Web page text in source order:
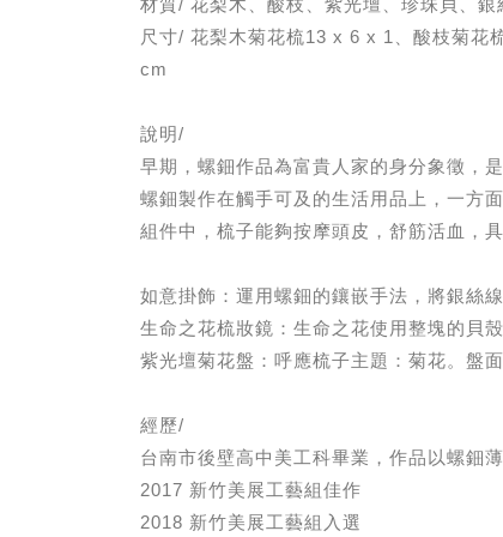
材質/ 花梨木、酸枝、紫光壇、珍珠貝、銀
尺寸/ 花梨木菊花梳13 x 6 x 1、酸枝菊
cm
說明/
早期，螺鈿作品為富貴人家的身分象徵，
螺鈿製作在觸手可及的生活用品上，一方
組件中，梳子能夠按摩頭皮，舒筋活血，具
如意掛飾：運用螺鈿的鑲嵌手法，將銀絲
生命之花梳妝鏡：生命之花使用整塊的貝
紫光壇菊花盤：呼應梳子主題：菊花。盤
經歷/
台南市後壁高中美工科畢業，作品以螺鈿
2017 新竹美展工藝組佳作
2018 新竹美展工藝組入選